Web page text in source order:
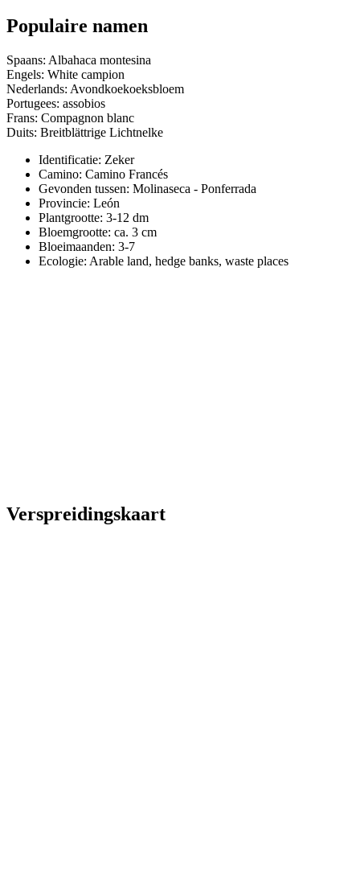
Populaire namen
Spaans: Albahaca montesina
Engels: White campion
Nederlands: Avondkoekoeksbloem
Portugees: assobios
Frans: Compagnon blanc
Duits: Breitblättrige Lichtnelke
Identificatie: Zeker
Camino: Camino Francés
Gevonden tussen: Molinaseca - Ponferrada
Provincie: León
Plantgrootte: 3-12 dm
Bloemgrootte: ca. 3 cm
Bloeimaanden: 3-7
Ecologie: Arable land, hedge banks, waste places
Verspreidingskaart